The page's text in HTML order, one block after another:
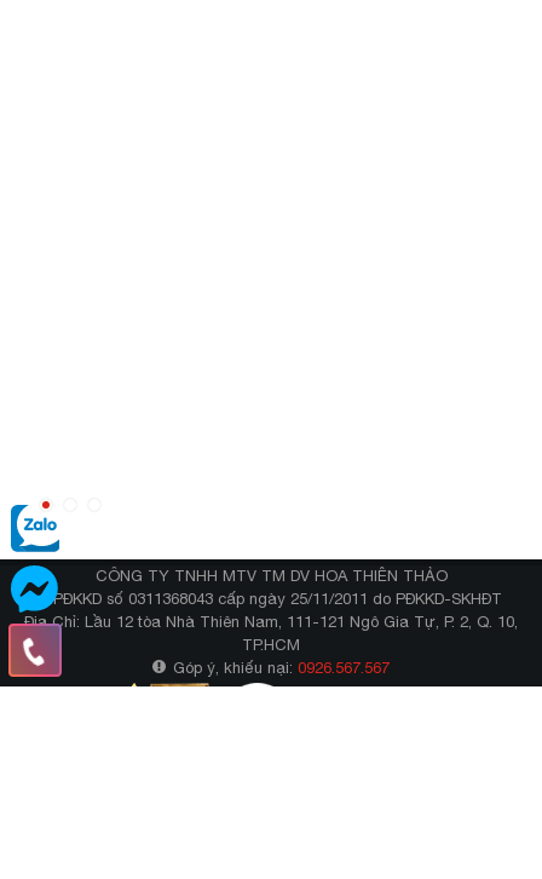
CÔNG TY TNHH MTV TM DV HOA THIÊN THẢO
GPĐKKD số 0311368043 cấp ngày 25/11/2011 do PĐKKD-SKHĐT
Địa Chỉ: Lầu 12 tòa Nhà Thiên Nam, 111-121 Ngô Gia Tự, P. 2, Q. 10,
TP.HCM
Góp ý, khiếu nại: 0926.567.567